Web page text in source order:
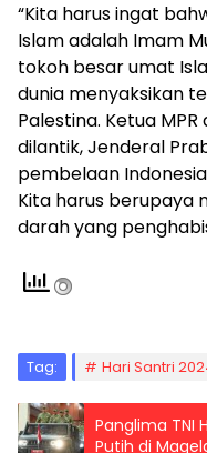
“Kita harus ingat
Islam adalah Imam
tokoh besar umat
dunia menyaksikan
Palestina. Ketua
dilantik, Jenderal
pembelaan
Kita harus berupaya
darah yang
Tag: Hari Santri
Panglima TNI
Putih di